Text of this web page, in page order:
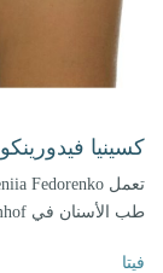
كسينيا فيدورينكو
طب الأسنان في Asamhof منذ عام 2022.
فيتا